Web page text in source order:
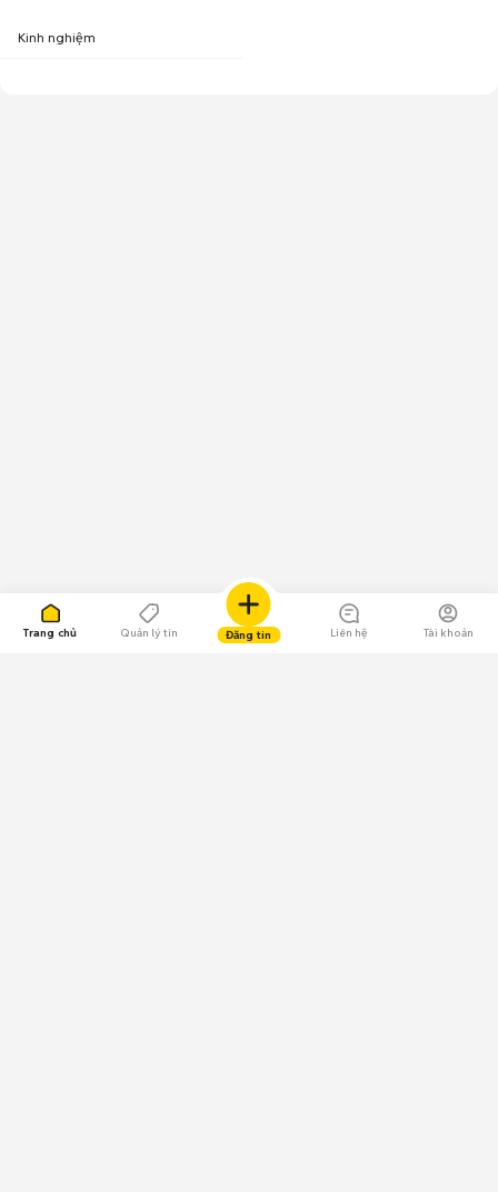
Trang chủ Quản lý tin Đăng tin Liên hệ Tài khoản
Kinh nghiệm